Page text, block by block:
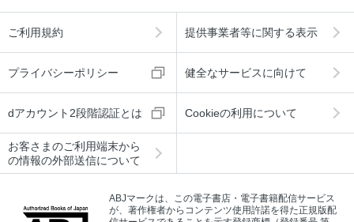
ご利用規約 提供事業者等に関する表示
プライバシーポリシー 健全なサービスに向けて
dアカウント2段階認証とは Cookieの利用について
お客さまのご利用端末から
の情報の外部送信について
ABJマークは、この電子書店・電子書籍配信サービス
が、著作権者からコンテンツ使用許諾を得た正規版配